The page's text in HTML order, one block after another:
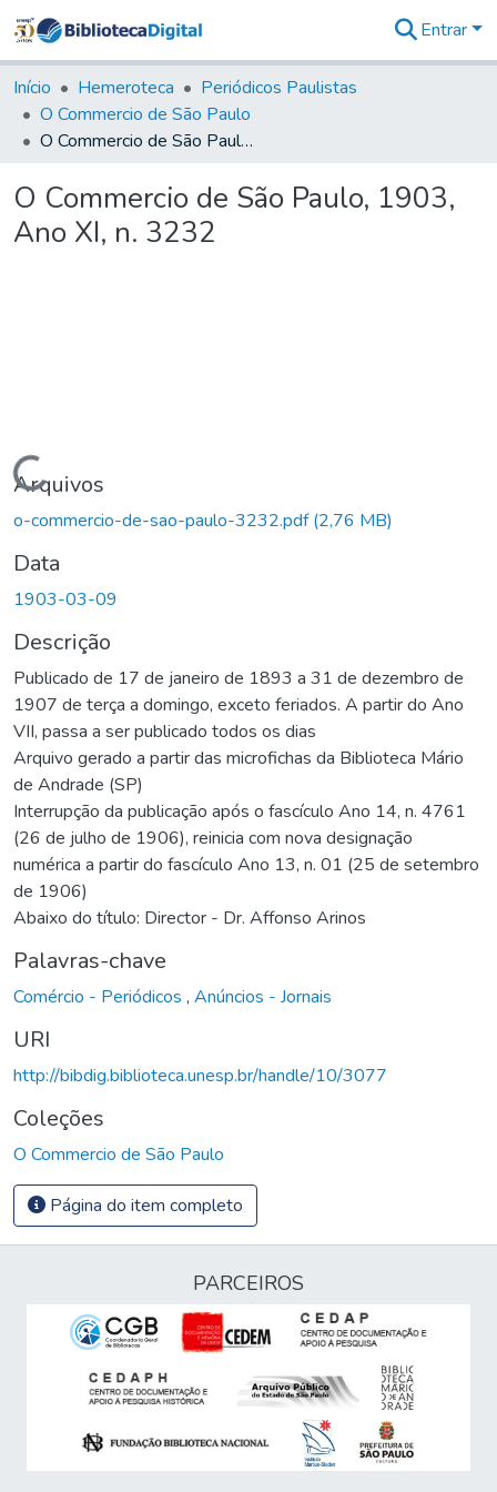
&
Coleções
Tudo na
Biblioteca
Estatísticas
Entrar
Início Hemeroteca
Periódicos Paulistas
O Commercio de São Paulo
O Commercio de São Paulo, 1903, Ano XI, n. 3232
O Commercio de São Paulo, 1903,
Ano XI, n. 3232
Carregando...
Arquivos
o-commercio-de-sao-paulo-3232.pdf(2,76 MB)
Data
1903-03-09
Descrição
Publicado de 17 de janeiro de 1893 a 31 de dezembro de
1907 de terça a domingo, exceto feriados. A partir do Ano
VII, passa a ser publicado todos os dias
Arquivo gerado a partir das microfichas da Biblioteca Mário
de Andrade (SP)
Interrupção da publicação após o fascículo Ano 14, n. 4761
(26 de julho de 1906), reinicia com nova designação
numérica a partir do fascículo Ano 13, n. 01 (25 de setembro
de 1906)
Abaixo do título: Director - Dr. Affonso Arinos
Palavras-chave
Comércio - Periódicos , Anúncios - Jornais
URI
http://bibdig.biblioteca.unesp.br/handle/10/3077
Coleções
O Commercio de São Paulo
Página do item completo
PARCEIROS